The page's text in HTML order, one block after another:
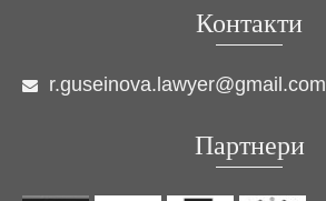
Контакти
r.guseinova.lawyer@gmail.com
Партнери